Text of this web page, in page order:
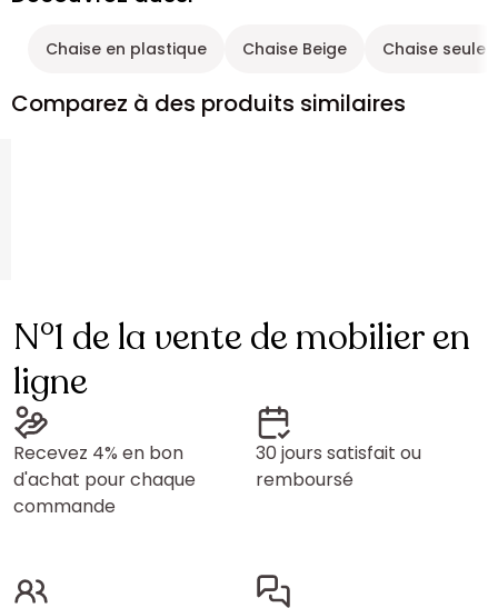
Chaise en plastique Chaise Beige Chaise seule
Comparez à des produits similaires
N°1 de la vente de mobilier en
ligne
Recevez 4% en bon
d'achat pour chaque
commande
30 jours satisfait ou
remboursé